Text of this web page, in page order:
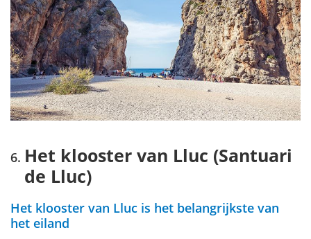
Het klooster van Lluc (Santuari
de Lluc)
Het klooster van Lluc is het belangrijkste van
het eiland